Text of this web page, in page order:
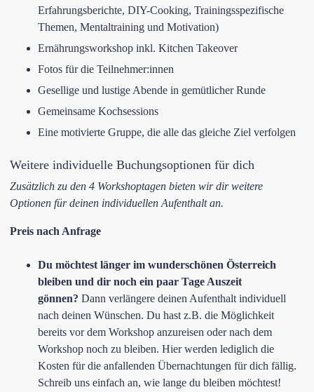
Erfahrungsberichte, DIY-Cooking, Trainingsspezifische
Themen, Mentaltraining und Motivation)
Ernährungsworkshop inkl. Kitchen Takeover
​Fotos für die Teilnehmer:innen
​Gesellige und lustige Abende in gemütlicher Runde
​Gemeinsame Kochsessions
​Eine motivierte Gruppe, die alle das gleiche Ziel verfolgen
​Weitere individuelle Buchungsoptionen für dich
​​Zusätzlich zu den 4 Workshoptagen bieten wir dir weitere
Optionen ​für deinen individuellen Aufenthalt an.
Preis nach Anfrage
Du möchtest länger im wunderschönen Österreich
bleiben und ​dir noch ein paar Tage Auszeit
gönnen? Dann verlängere deinen Aufenthalt individuell
nach deinen Wünschen.​ Du hast z.B. die Möglichkeit
bereits vor dem Workshop anzureisen oder nach dem
Workshop ​noch zu bleiben.​ Hier werden lediglich die
Kosten für die anfallenden Übernachtungen für dich fällig.
Schreib uns einfach an, wie lange du bleiben möchtest!